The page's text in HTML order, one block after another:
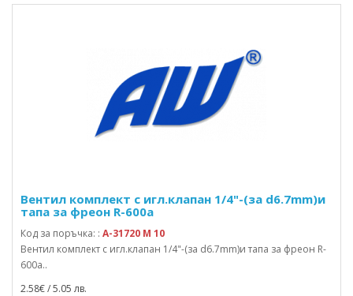
Вентил комплект с игл.клапан 1/4"-(за d6.7mm)и
тапа за фреон R-600a
Код за поръчка: : A-31720 M 10
Вентил комплект с игл.клапан 1/4"-(за d6.7mm)и тапа за фреон R-
600a..
2.58€ / 5.05 лв.